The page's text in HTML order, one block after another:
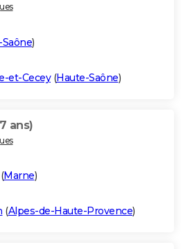
)
et-Cecey(Haute-Saône)
ans)
Marne)
(Alpes-de-Haute-Provence)